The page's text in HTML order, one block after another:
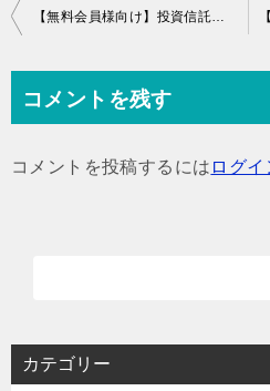
投
ビ
【無料会員様向け】投資信託最新動向 昨年人気のファンドが大苦戦！？年初から20%以上下落した理由とは？
コメントを残す
コメントを投稿するには ログイ
カテゴリー